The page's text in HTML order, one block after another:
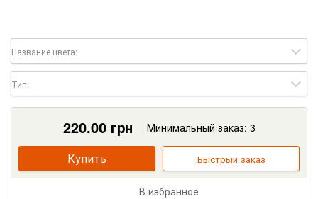
Название цвета:
Тип:
220.00грн Минимальный заказ: 3
Купить Быстрый заказ
В избранное